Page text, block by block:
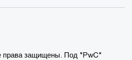
права защищены. Под "PwC"